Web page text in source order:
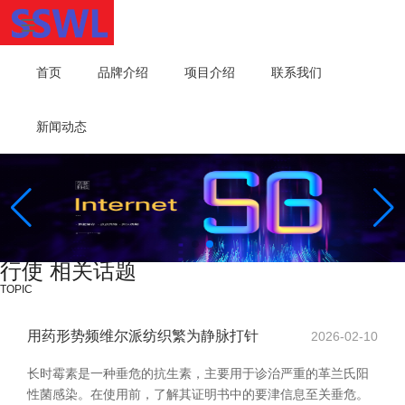
首页 品牌介绍 项目介绍 联系我们
新闻动态
行使 相关话题
TOPIC
用药形势频维尔派纺织繁为静脉打针 2026-02-10
长时霉素是一种垂危的抗生素，主要用于诊治严重的革兰氏阳
性菌感染。在使用前，了解其证明书中的要津信息至关垂危。